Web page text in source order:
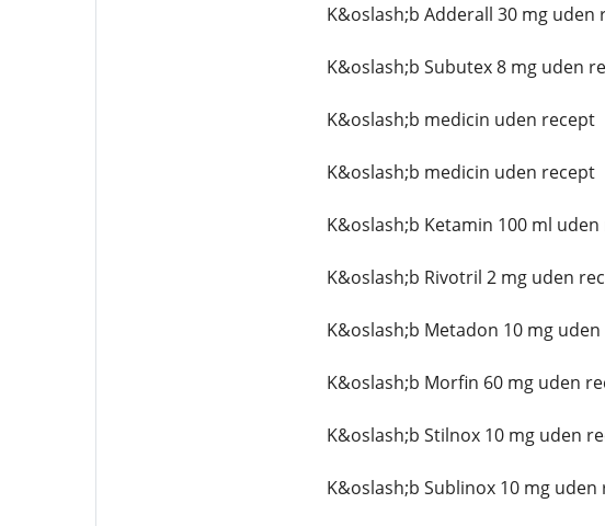
K&oslash;b Adderall 30 mg uden
K&oslash;b Subutex 8 mg uden
K&oslash;b medicin uden recept
K&oslash;b medicin uden recept
K&oslash;b Ketamin 100 ml
K&oslash;b Rivotril 2 mg uden
K&oslash;b Metadon 10 mg
K&oslash;b Morfin 60 mg uden
K&oslash;b Stilnox 10 mg uden
K&oslash;b Sublinox 10 mg uden